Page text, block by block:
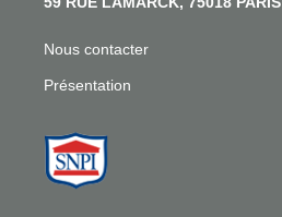
Nous contacter
Présentation